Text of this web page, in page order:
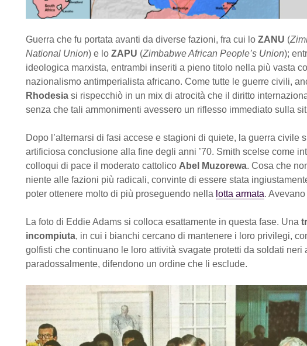
Guerra che fu portata avanti da diverse fazioni, fra cui lo ZANU (
National Union) e lo ZAPU (Zimbabwe African People’s Union);
ideologica marxista, entrambi inseriti a pieno titolo nella più vasta
nazionalismo antimperialista africano. Come tutte le guerre civili,
Rhodesia si rispecchiò in un mix di atrocità che il diritto
senza che tali ammonimenti avessero un riflesso immediato sulla
Dopo l’alternarsi di fasi accese e stagioni di quiete, la guerra civile
artificiosa conclusione alla fine degli anni ’70. Smith scelse come
colloqui di pace il moderato cattolico Abel Muzorewa. Cosa che
niente alle fazioni più radicali, convinte di essere stata
poter ottenere molto di più proseguendo nella lotta armata.
La foto di Eddie Adams si colloca esattamente in questa fase. Una
incompiuta, in cui i bianchi cercano di mantenere i loro privilegi,
golfisti che continuano le loro attività svagate protetti da soldati neri
paradossalmente, difendono un ordine che li esclude.